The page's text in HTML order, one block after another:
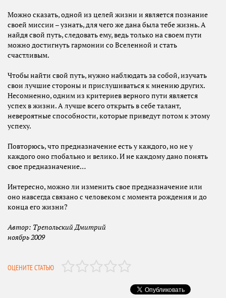
Можно сказать, одной из целей жизни и является познание
своей миссии – узнать, для чего же дана была тебе жизнь. А
найдя свой путь, следовать ему, ведь только на своем пути
можно достигнуть гармонии со Вселенной и стать
счастливым.
Чтобы найти свой путь, нужно наблюдать за собой, изучать
свои лучшие стороны и прислушиваться к мнению других.
Несомненно, одним из критериев верного пути является
успех в жизни. А лучше всего открыть в себе талант,
невероятные способности, которые приведут потом к этому
успеху.
Повторюсь, что предназначение есть у каждого, но не у
каждого оно глобально и велико. И не каждому дано понять
свое предназначение…
Интересно, можно ли изменить свое предназначение или
оно навсегда связано с человеком с момента рождения и до
конца его жизни?
Автор: Трепольский Дмитрий
ноябрь 2009
ОЦЕНИТЕ СТАТЬЮ